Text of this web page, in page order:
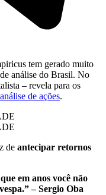
tem gerado muito
análise do Brasil. No
– revela para os
de ações.
de antecipar retornos
em anos você não
– Sergio Oba